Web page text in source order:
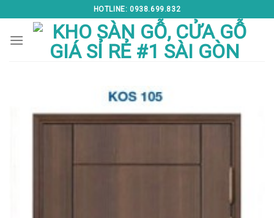
content
HOTLINE: 0938.699.832